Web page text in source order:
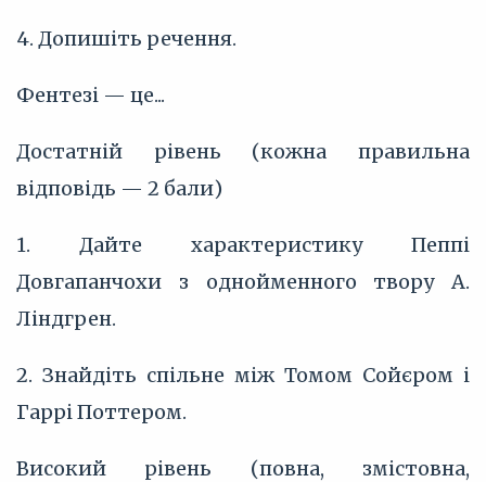
4. Допишіть речення.
Фентезі — це...
Достатній рівень (кожна правильна
відповідь — 2 бали)
1. Дайте характеристику Пеппі
Довгапанчохи з однойменного твору А.
Ліндгрен.
2. Знайдіть спільне між Томом Сойєром і
Гаррі Поттером.
Високий рівень (повна, змістовна,